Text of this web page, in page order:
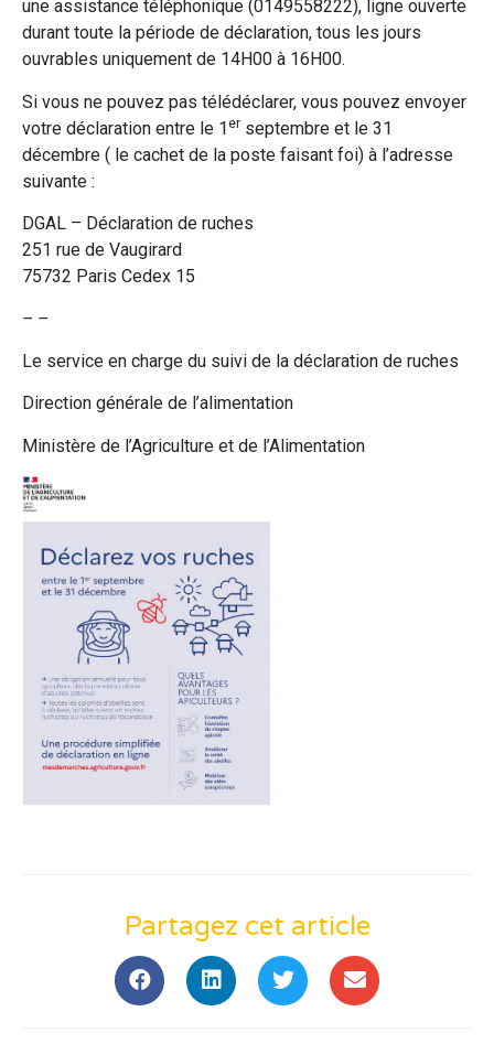
une assistance téléphonique (0149558222), ligne ouverte
durant toute la période de déclaration, tous les jours
ouvrables uniquement de 14H00 à 16H00.
Si vous ne pouvez pas télédéclarer, vous pouvez envoyer
votre déclaration entre le 1 er septembre et le 31
décembre ( le cachet de la poste faisant foi) à l’adresse
suivante :
DGAL – Déclaration de ruches
251 rue de Vaugirard
75732 Paris Cedex 15
– –
Le service en charge du suivi de la déclaration de ruches
Direction générale de l’alimentation
Ministère de l’Agriculture et de l’Alimentation
Partagez cet article